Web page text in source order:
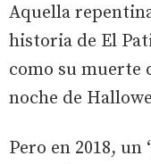
Aquella
historia de El
como su muerte
noche de
Pero en 2018, un